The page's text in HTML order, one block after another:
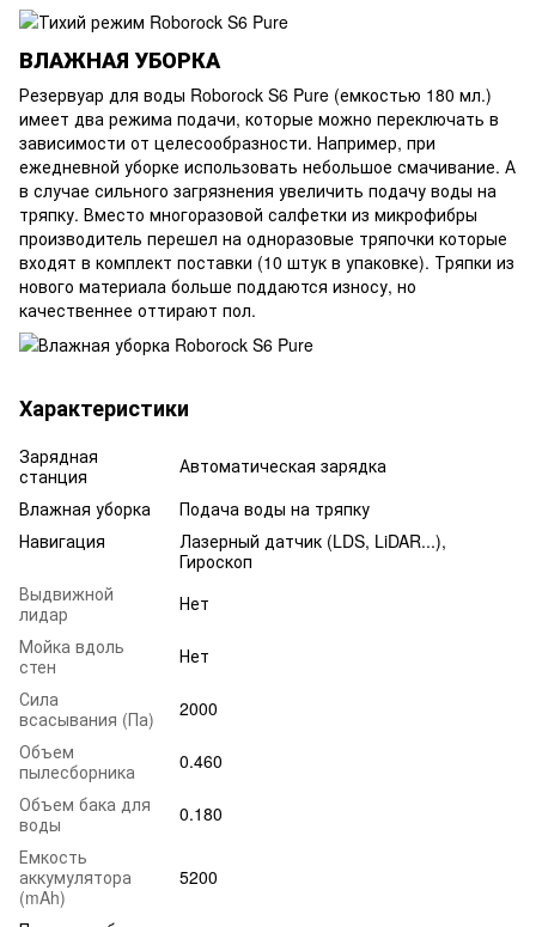
ВЛАЖНАЯ УБОРКА
Резервуар для воды Roborock S6 Pure (емкостью 180 мл.)
имеет два режима подачи, которые можно переключать в
зависимости от целесообразности. Например, при
ежедневной уборке использовать небольшое смачивание. А
в случае сильного загрязнения увеличить подачу воды на
тряпку. Вместо многоразовой салфетки из микрофибры
производитель перешел на одноразовые тряпочки которые
входят в комплект поставки (10 штук в упаковке). Тряпки из
нового материала больше поддаются износу, но
качественнее оттирают пол.
Характеристики
Зарядная
станция
Автоматическая зарядка
Влажная уборка
Подача воды на тряпку
Навигация
Лазерный датчик (LDS, LiDAR...),
Гироскоп
Выдвижной
лидар
Нет
Мойка вдоль
стен
Нет
Сила
всасывания (Па)
2000
Объем
пылесборника
0.460
Объем бака для
воды
0.180
Емкость
аккумулятора
(mAh)
5200